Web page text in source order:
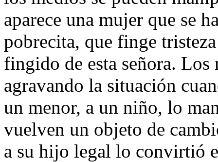
aparece una mujer que se
pobrecita, que finge
fingido de esta señora.
agravando la situación
un menor, a un niño, lo
vuelven un objeto de
a su hijo legal lo convirtió